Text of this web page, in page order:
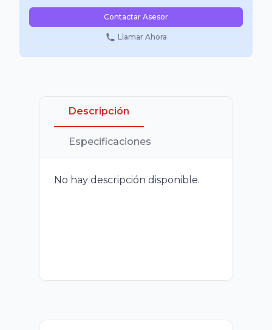
Contactar Asesor
Llamar Ahora
Descripción
Especificaciones
No hay descripción disponible.